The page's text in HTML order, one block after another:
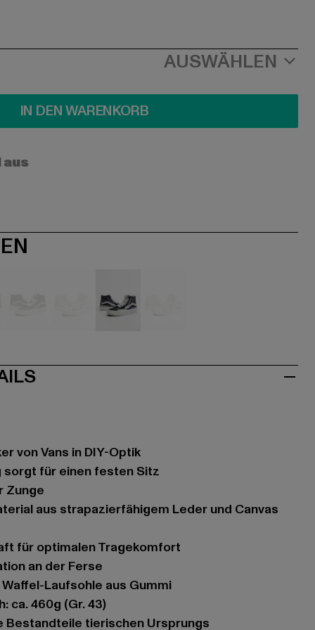
AUSWÄHLEN
IN DEN WARENKORB
von Vans in DIY-Optik
sorgt für einen festen Sitz
Zunge
aus strapazierfähigem Leder und Canvas
für optimalen Tragekomfort
an der Ferse
Laufsohle aus Gummi
ca. 460g (Gr. 43)
Bestandteile tierischen Ursprungs